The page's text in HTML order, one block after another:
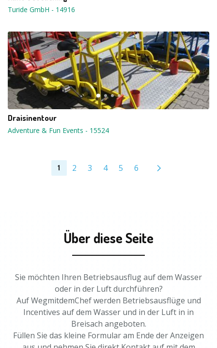
Turide GmbH - 14916
Draisinentour
Adventure & Fun Events - 15524
1 2 3 4 5 6
Über diese Seite
Sie möchten Ihren Betriebsausflug auf dem Wasser
oder in der Luft durchführen?
Auf WegmitdemChef werden Betriebsausflüge und
Incentives auf dem Wasser und in der Luft in in
Breisach angeboten.
Füllen Sie das kleine Formular am Ende der Anzeigen